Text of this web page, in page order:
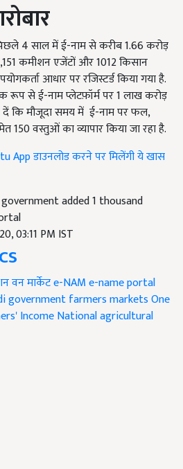
4 साल में ई-नाम से करीब 1.66 करोड़
कमीशन एजेंटों और 1012 किसान
आधार पर रजिस्टर्ड किया गया है.
रूप से ई-नाम प्लेटफ़ॉर्म पर 1 लाख करोड़
दें कि मौजूदा समय में ई-नाम पर फल,
150 वस्तुओं का व्यापार किया जा रहा है.
App डाउनलोड करने पर मिलेंगी ये खास
added 1 thousand
03:11 PM IST
वन मार्केटe-NAMe-name portal
governmentfarmers marketsOne
IncomeNational agricultural